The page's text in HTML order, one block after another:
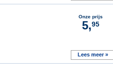
Onze prijs
5,95
Lees meer »